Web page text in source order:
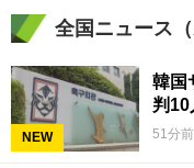
全国ニュース
NEW
韓国
判
51分前